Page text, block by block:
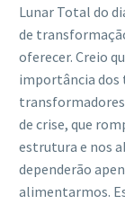
Lunar Total do
de
oferecer. Creio
importância dos
de crise, que
estrutura e nos
dependerão
alimentarmos.